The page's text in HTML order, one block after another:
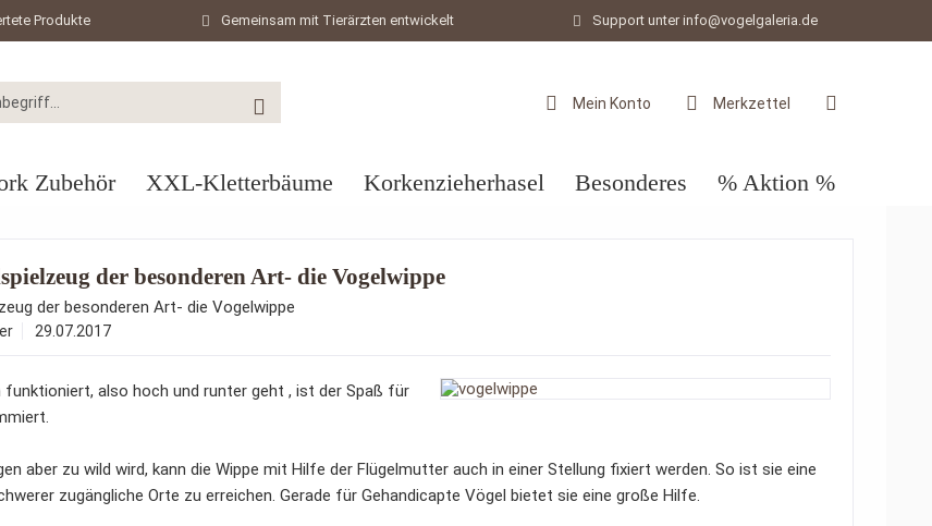
Produkte Gemeinsam mit Tierärzten entwickelt Support unter info@vogelgaleria.de
Merkzettel
Mein Konto
Zubehör XXL-Kletterbäume Korkenzieherhasel Besonderes % Aktion %
der besonderen Art- die Vogelwippe
der besonderen Art- die Vogelwippe
29.07.2017
funktioniert, also hoch und runter geht , ist der Spaß für
aber zu wild wird, kann die Wippe mit Hilfe der Flügelmutter auch in einer Stellung fixiert werden. So ist sie eine
zugängliche Orte zu erreichen. Gerade für Gehandicapte Vögel bietet sie eine große Hilfe.